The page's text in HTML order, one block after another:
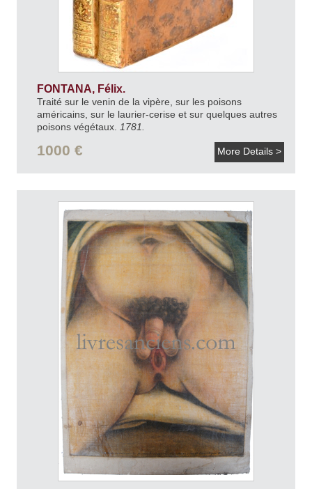
FONTANA, Félix.
Traité sur le venin de la vipère, sur les poisons
américains, sur le laurier-cerise et sur quelques autres
poisons végétaux. 1781.
1000 € More Details >